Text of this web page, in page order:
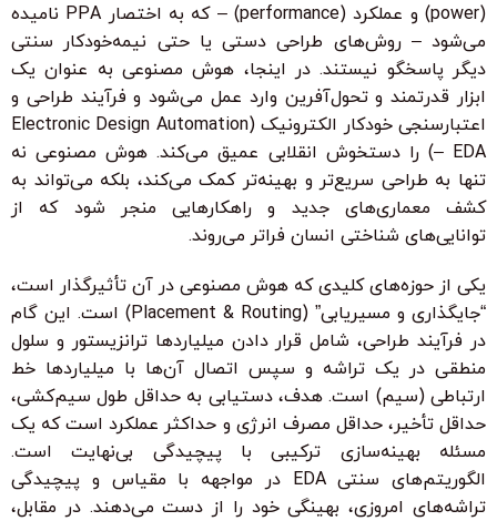
(power) و عملکرد (performance) – که به اختصار PPA نامیده
می‌شود – روش‌های طراحی دستی یا حتی نیمه‌خودکار سنتی
دیگر پاسخگو نیستند. در اینجا، هوش مصنوعی به عنوان یک
ابزار قدرتمند و تحول‌آفرین وارد عمل می‌شود و فرآیند طراحی و
اعتبارسنجی خودکار الکترونیک (Electronic Design Automation
– EDA) را دستخوش انقلابی عمیق می‌کند. هوش مصنوعی نه
تنها به طراحی سریع‌تر و بهینه‌تر کمک می‌کند، بلکه می‌تواند به
کشف معماری‌های جدید و راهکارهایی منجر شود که از
توانایی‌های شناختی انسان فراتر می‌روند.
یکی از حوزه‌های کلیدی که هوش مصنوعی در آن تأثیرگذار است،
“جایگذاری و مسیریابی” (Placement & Routing) است. این گام
در فرآیند طراحی، شامل قرار دادن میلیاردها ترانزیستور و سلول
منطقی در یک تراشه و سپس اتصال آن‌ها با میلیاردها خط
ارتباطی (سیم) است. هدف، دستیابی به حداقل طول سیم‌کشی،
حداقل تأخیر، حداقل مصرف انرژی و حداکثر عملکرد است که یک
مسئله بهینه‌سازی ترکیبی با پیچیدگی بی‌نهایت است.
الگوریتم‌های سنتی EDA در مواجهه با مقیاس و پیچیدگی
تراشه‌های امروزی، بهینگی خود را از دست می‌دهند. در مقابل،